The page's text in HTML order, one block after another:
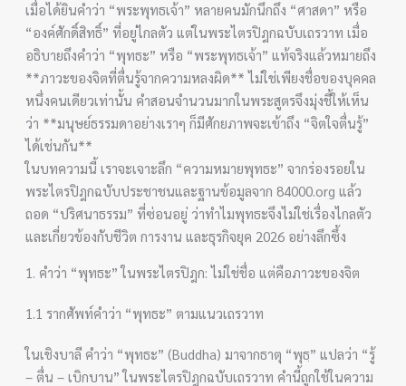
เมื่อได้ยินคำว่า “พระพุทธเจ้า” หลายคนมักนึกถึง “ศาสดา” หรือ
“องค์ศักดิ์สิทธิ์” ที่อยู่ไกลตัว แต่ในพระไตรปิฎกฉบับเถรวาท เมื่อ
อธิบายถึงคำว่า “พุทธะ” หรือ “พระพุทธเจ้า” แท้จริงแล้วหมายถึง
**ภาวะของจิตที่ตื่นรู้จากความหลงผิด** ไม่ใช่เพียงชื่อของบุคคล
หนึ่งคนเดียวเท่านั้น คำสอนจำนวนมากในพระสูตรจึงมุ่งชี้ให้เห็น
ว่า **มนุษย์ธรรมดาอย่างเราๆ ก็มีศักยภาพจะเข้าถึง “จิตใจตื่นรู้”
ได้เช่นกัน**
ในบทความนี้ เราจะเจาะลึก “ความหมายพุทธะ” จากร่องรอยใน
พระไตรปิฎกฉบับประชาชนและฐานข้อมูลจาก 84000.org แล้ว
ถอด “ปริศนาธรรม” ที่ซ่อนอยู่ ว่าทำไมพุทธะจึงไม่ใช่เรื่องไกลตัว
และเกี่ยวข้องกับชีวิต การงาน และธุรกิจยุค 2026 อย่างลึกซึ้ง
1. คำว่า “พุทธะ” ในพระไตรปิฎก: ไม่ใช่ชื่อ แต่คือภาวะของจิต
1.1 รากศัพท์คำว่า “พุทธะ” ตามแนวเถรวาท
ในเชิงบาลี คำว่า “พุทธะ” (Buddha) มาจากธาตุ “พุธฺ” แปลว่า “รู้
– ตื่น – เบิกบาน” ในพระไตรปิฎกฉบับเถรวาท คำนี้ถูกใช้ในความ